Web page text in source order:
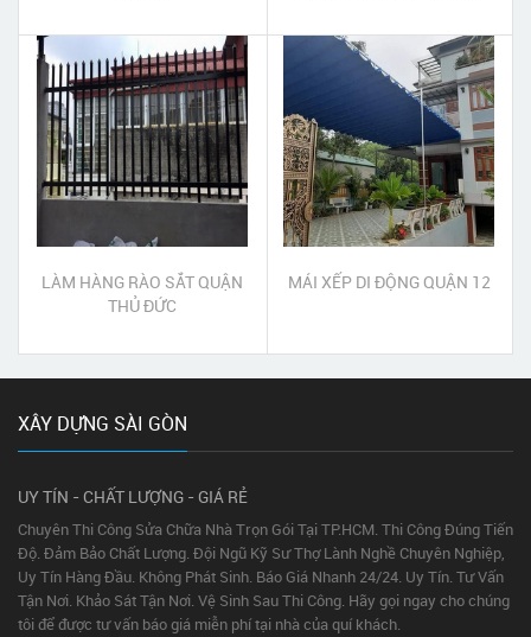
LÀM HÀNG RÀO SẮT QUẬN
THỦ ĐỨC
MÁI XẾP DI ĐỘNG QUẬN 12
XÂY DỰNG SÀI GÒN
UY TÍN - CHẤT LƯỢNG - GIÁ RẺ
Chuyên Thi Công Sửa Chữa Nhà Trọn Gói Tại TP.HCM. Thi Công Đúng Tiến
Độ. Đảm Bảo Chất Lượng. Đội Ngũ Kỹ Sư Thợ Lành Nghề Chuyên Nghiệp,
Uy Tín Hàng Đầu. Không Phát Sinh. Báo Giá Nhanh 24/24. Uy Tín. Tư Vấn
Tận Nơi. Khảo Sát Tận Nơi. Vệ Sinh Sau Thi Công. Hãy gọi ngay cho chúng
tôi để được tư vấn báo giá miễn phí tại nhà của quí khách.